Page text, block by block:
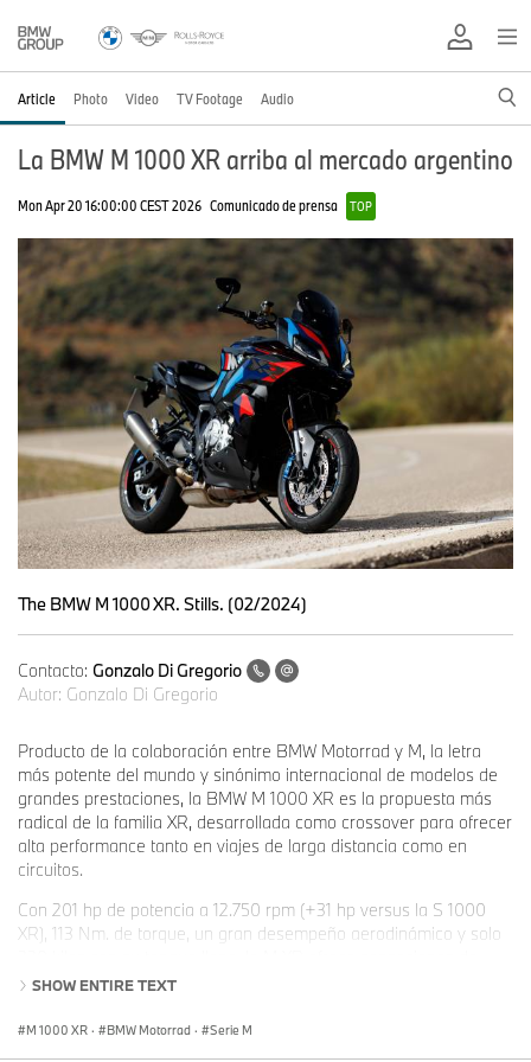
Article Photo Video TV Footage Audio
La BMW M 1000 XR arriba al mercado argentino
Mon Apr 20 16:00:00 CEST 2026 Comunicado de prensa TOP
The BMW M 1000 XR. Stills. (02/2024)
Contacto: Gonzalo Di Gregorio
Autor: Gonzalo Di Gregorio
Producto de la colaboración entre BMW Motorrad y M, la letra
más potente del mundo y sinónimo internacional de modelos de
grandes prestaciones, la BMW M 1000 XR es la propuesta más
radical de la familia XR, desarrollada como crossover para ofrecer
alta performance tanto en viajes de larga distancia como en
circuitos.
Con 201 hp de potencia a 12.750 rpm (+31 hp versus la S 1000
XR), 113 Nm. de torque, un gran desempeño aerodinámico y solo
superbike a partir de un motor de cuatro cilindros y 999 cc.,
aceleración se ve beneficiada por un piñón trasero de 47 dientes
SHOW ENTIRE TEXT
M 1000 XR · BMW Motorrad · Serie M